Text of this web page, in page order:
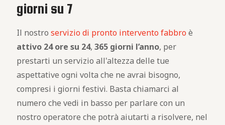
giorni su 7
Il nostro servizio di pronto intervento fabbro è
attivo 24 ore su 24, 365 giorni l’anno, per
prestarti un servizio all'altezza delle tue
aspettative ogni volta che ne avrai bisogno,
compresi i giorni festivi. Basta chiamarci al
numero che vedi in basso per parlare con un
nostro operatore che potrà aiutarti a risolvere, nel